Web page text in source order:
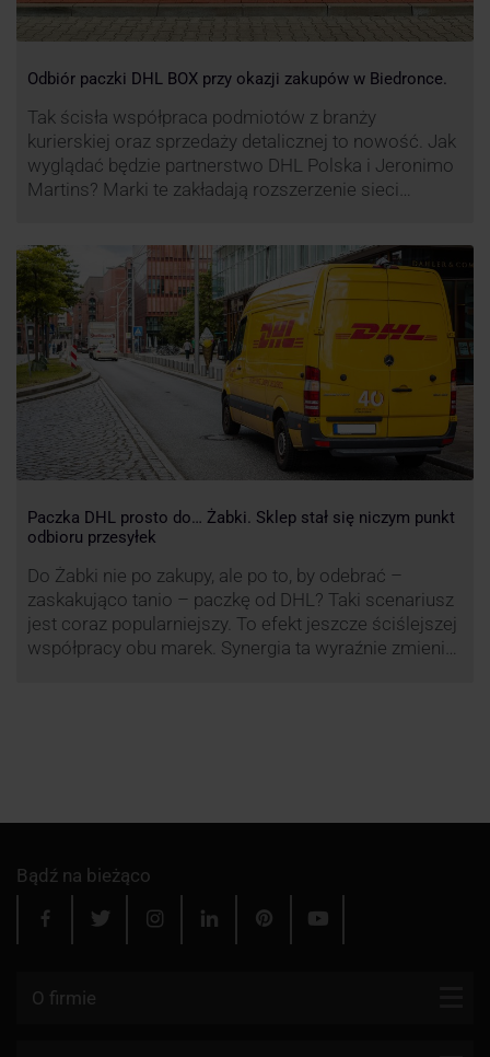
Odbiór paczki DHL BOX przy okazji zakupów w Biedronce.
Tak ścisła współpraca podmiotów z branży
kurierskiej oraz sprzedaży detalicznej to nowość. Jak
wyglądać będzie partnerstwo DHL Polska i Jeronimo
Martins? Marki te zakładają rozszerzenie sieci
Paczka DHL prosto do… Żabki. Sklep stał się niczym punkt
odbioru przesyłek
Do Żabki nie po zakupy, ale po to, by odebrać –
zaskakująco tanio – paczkę od DHL? Taki scenariusz
jest coraz popularniejszy. To efekt jeszcze ściślejszej
współpracy obu marek. Synergia ta wyraźnie zmienia
Bądź na bieżąco
O firmie